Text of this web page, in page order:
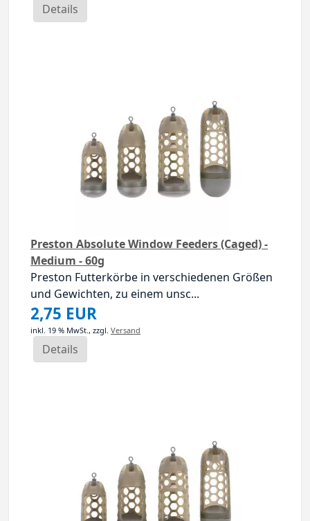
Details
Preston Absolute Window Feeders (Caged) -
Medium - 60g
Preston Futterkörbe in verschiedenen Größen
und Gewichten, zu einem unsc...
2,75 EUR
inkl. 19 % MwSt., zzgl. Versand
Details